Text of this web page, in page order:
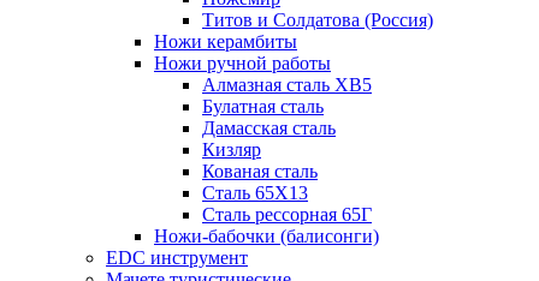
Титов и Солдатова (Россия)
Ножи керамбиты
Ножи ручной работы
Алмазная сталь ХВ5
Булатная сталь
Дамасская сталь
Кизляр
Кованая сталь
Сталь 65Х13
Сталь рессорная 65Г
Ножи-бабочки (балисонги)
EDC инструмент